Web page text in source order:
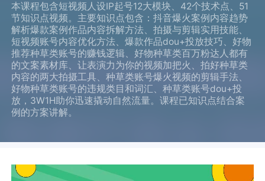
本课程包含短视频人设IP起号12大模块、42个技术点、51
节知识点视频。主要知识点包含：抖音爆火案例内容趋势
解析爆款案例作品内容拆解方法、拍摄与剪辑实用技能、
短视频账号内容优化方法、爆款作品dou+投放技巧、好物
推荐种草类账号的赚钱逻辑、好物种草类百万粉达人都有
的文案素材库、让表演力为你的视频加把火、拍好种草类
内容的两大拍摄工具、种草类账号爆火视频的剪辑手法、
好物种草类账号的违规类目和词汇、种草类账号dou+投
放，3W1H助你迅速撬动自然流量。课程已知识点结合案
例的方案讲解。